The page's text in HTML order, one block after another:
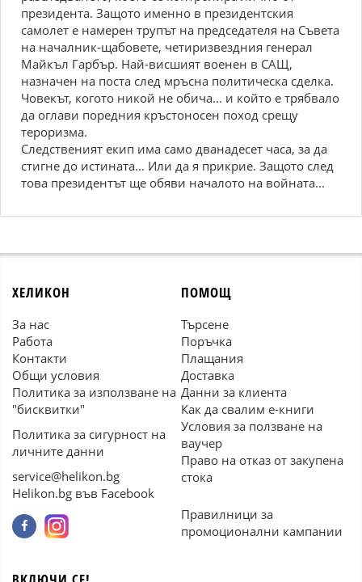
президента. Защото именно в президентския
самолет е намерен трупът на председателя на Съвета
на началник-щабовете, четиризвездния генерал
Майкъл Гарбър. Най-висшият военен в САЩ,
назначен на поста след мръсна политическа сделка.
Човекът, когото никой не обича... и който е трябвало
да оглави поредния кръстоносен поход срещу
тероризма.
Следственият екип има само дванадесет часа, за да
стигне до истината... Или да я прикрие. Защото след
това президентът ще обяви началото на войната...
ХЕЛИКОН
За нас
Работа
Контакти
Общи условия
Политика за използване на
"бисквитки"
Политика за сигурност на
личните данни
service@helikon.bg
Helikon.bg във Facebook
ПОМОЩ
Търсене
Поръчка
Плащания
Доставка
Данни за клиента
Как да свалим е-книги
Условия за ползване на
ваучер
Право на отказ от закупена
стока
Правилници за
промоционални кампании